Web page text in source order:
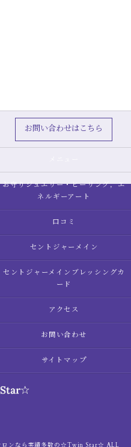
お問い合わせはこちら
お守りジュエリー・ヒーリング，エ
ネルギーアート
口コミ
セントジャーメイン
セントジャーメインブレッシングカ
ード
アクセス
お問い合わせ
サイトマップ
ロンなら実績多数の☆Twin Star☆ ALL